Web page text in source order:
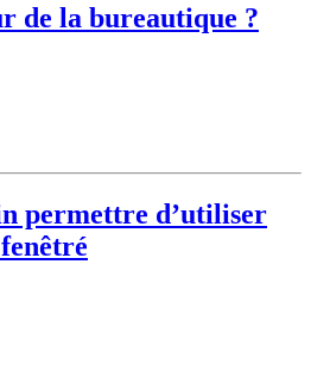
de la bureautique ?
permettre d’utiliser